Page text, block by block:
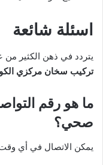
اسئلة شائعة
يتردد في ذهن الكثير من
تركيب سخان مركزي
ما هو رقم
صحي؟
يمكن الاتصال في أي